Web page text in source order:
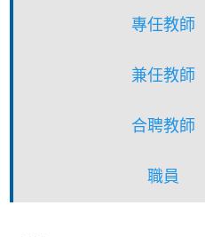
專任教師
兼任教師
合聘教師
職員